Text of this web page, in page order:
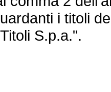
i titoli
S.p.a.".